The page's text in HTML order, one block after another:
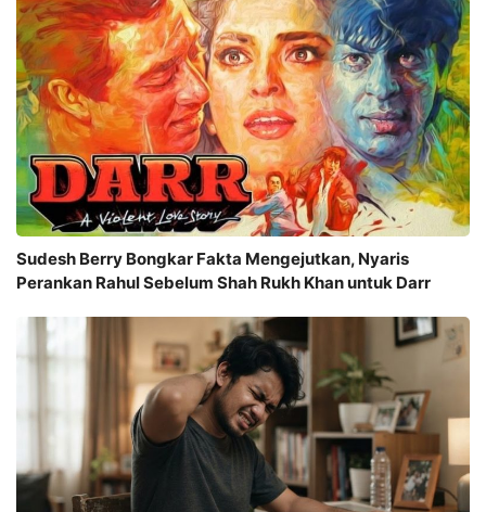
Sudesh Berry Bongkar Fakta Mengejutkan, Nyaris
Perankan Rahul Sebelum Shah Rukh Khan untuk Darr